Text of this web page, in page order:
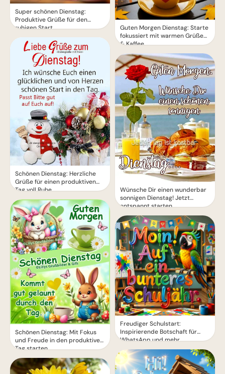
Super schönen Dienstag:
Produktive Grüße für den
ruhigen Start
Schönen Dienstag: Herzliche
Grüße für einen produktiven
Tag voll Ruhe.
Schönen Dienstag: Mit Fokus
und Freude in den produktiven
Tag starten
Guten Morgen Dienstag: Starte
fokussiert mit warmen Grüßen
& Kaffee
Wünsche Dir einen wunderbar
sonnigen Dienstag! Jetzt
entspannt starten
Freudiger Schulstart:
Inspirierende Botschaft für
WhatsApp und mehr